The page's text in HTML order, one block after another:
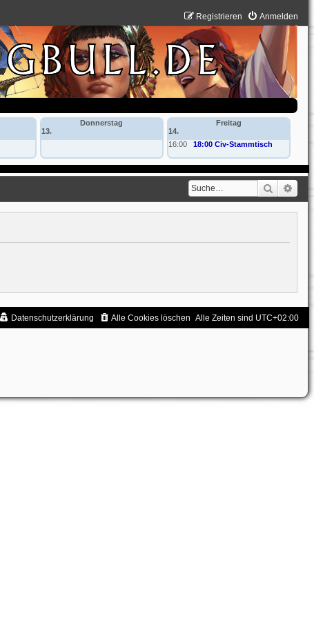
Anmelden
Registrieren
Donnerstag
13.
Freitag
14.
16:00
18:00 Civ-Stammtisch
Suche
Alle Zeiten sind UTC+02:00
Alle Cookies löschen
Datenschutzerklärung